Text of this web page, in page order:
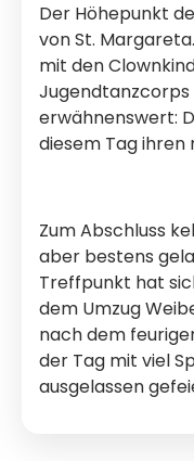
Der Höhepunkt
von St.
mit den
Jugendtanzcorps
erwähnenswert:
diesem Tag
Zum Abschluss
aber bestens
Treffpunkt hat
dem Umzug
nach dem
der Tag mit viel
ausgelassen